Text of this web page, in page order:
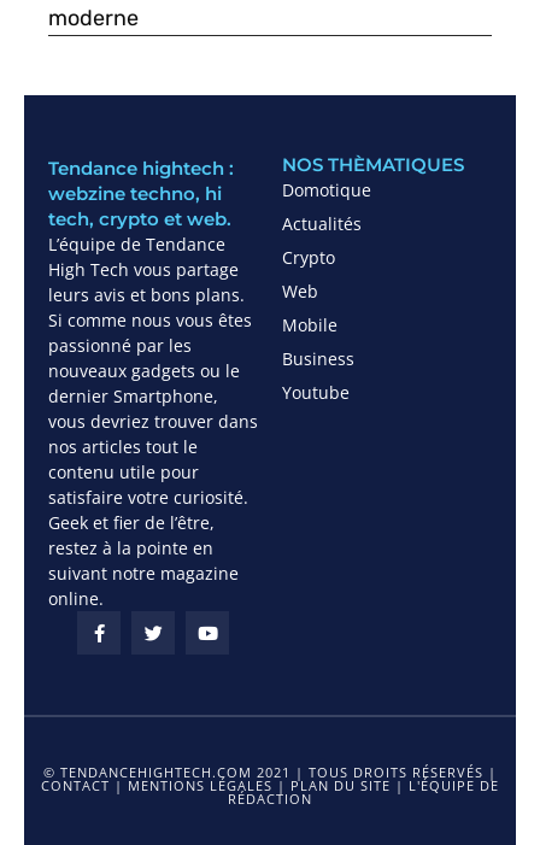
moderne
Tendance hightech :
webzine techno, hi
tech, crypto et web.
L’équipe de Tendance
High Tech vous partage
leurs avis et bons plans.
Si comme nous vous êtes
passionné par les
nouveaux gadgets ou le
dernier Smartphone,
vous devriez trouver dans
nos articles tout le
contenu utile pour
satisfaire votre curiosité.
Geek et fier de l’être,
restez à la pointe en
suivant notre magazine
online.
NOS THÈMATIQUES
Domotique
Actualités
Crypto
Web
Mobile
Business
Youtube
© TENDANCEHIGHTECH.COM 2021 | TOUS DROITS RÉSERVÉS |
CONTACT | MENTIONS LÉGALES | PLAN DU SITE | L'ÉQUIPE DE
RÉDACTION